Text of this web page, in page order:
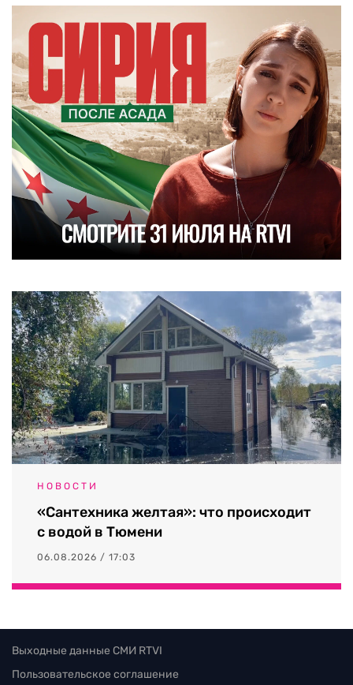
НОВОСТИ
«Сантехника желтая»: что происходит
с водой в Тюмени
06.08.2026 / 17:03
Выходные данные СМИ RTVI
Пользовательское соглашение